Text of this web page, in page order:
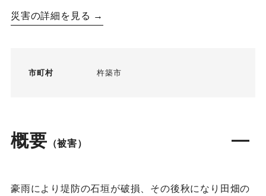
災害の詳細を見る →
市町村 杵築市
概要 （被害）
豪雨により堤防の石垣が破損、その後秋になり田畑の